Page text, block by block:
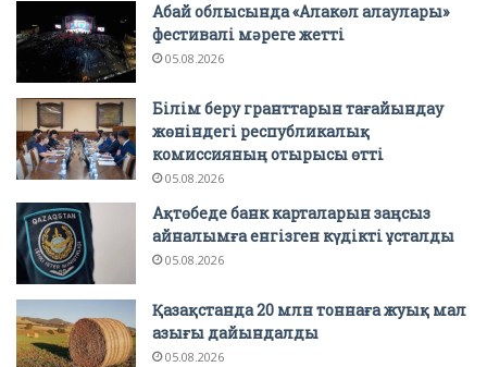
Абай облысында «Алакөл алаулары»
фестивалі мәреге жетті
05.08.2026
Білім беру гранттарын тағайындау
жөніндегі республикалық
комиссияның отырысы өтті
05.08.2026
Ақтөбеде банк карталарын заңсыз
айналымға енгізген күдікті ұсталды
05.08.2026
Қазақстанда 20 млн тоннаға жуық мал
азығы дайындалды
05.08.2026